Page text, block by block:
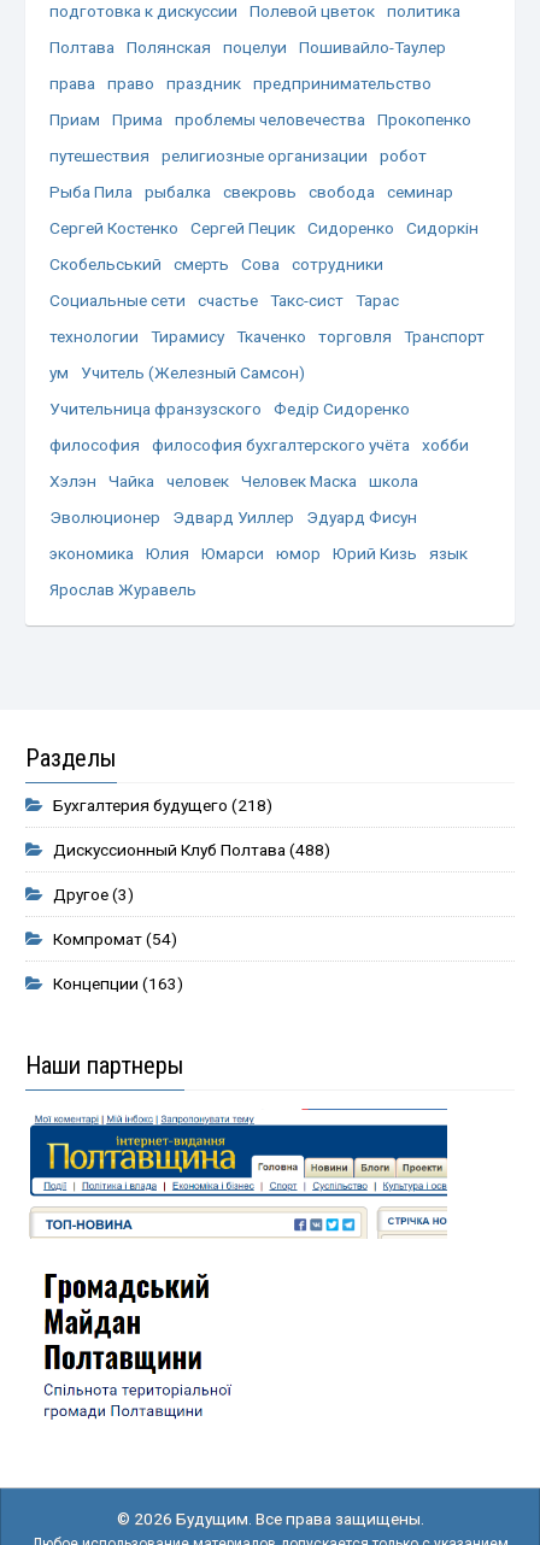
подготовка к дискуссии
Полевой цветок
политика
Полтава
Полянская поцелуи
Пошивайло-Таулер
права
право праздник
предпринимательство
Приам
Прима проблемы человечества
Прокопенко
путешествия
религиозные организации
робот
Рыба Пила
рыбалка свекровь свобода
семинар
Сергей Костенко
Сергей Пецик Сидоренко
Сидоркін
Скобельський
смерть Сова
сотрудники
Социальные сети
счастье Такс-сист
Тарас
технологии
Тирамису Ткаченко торговля
Транспорт
ум
Учитель (Железный Самсон)
Учительница франзузского
Федір Сидоренко
философия
философия бухгалтерского учёта
хобби
Хэлэн
Чайка человек Человек Маска
школа
Эволюционер
Эдвард Уиллер
Эдуард Фисун
экономика
Юлия Юмарси юмор Юрий Кизь
язык
Ярослав Журавель
Разделы
Бухгалтерия будущего (218)
Дискуссионный Клуб Полтава (488)
Другое(3)
Компромат(54)
Концепции (163)
Наши партнеры
© 2026 Будущим. Все права защищены.